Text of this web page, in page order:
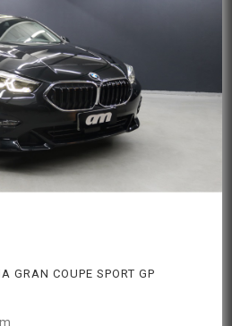
GRAN COUPE SPORT GP